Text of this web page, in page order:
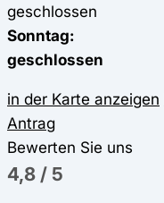
geschlossen
Sonntag:
geschlossen
in der Karte anzeigen
Antrag
Bewerten Sie uns
4,8 / 5